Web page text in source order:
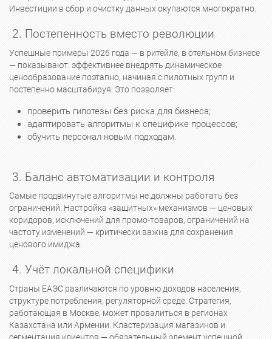
Инвестиции в сбор и очистку данных окупаются многократно.
2. Постепенность вместо революции
Успешные примеры 2026 года — в ритейле, в отельном бизнесе
— показывают: эффективнее внедрять динамическое
ценообразование поэтапно, начиная с пилотных групп и
постепенно масштабируя. Это позволяет:
проверить гипотезы без риска для бизнеса;
адаптировать алгоритмы к специфике процессов;
обучить персонал новым подходам.
3. Баланс автоматизации и контроля
Самые продвинутые алгоритмы не должны работать без
ограничений. Настройка «защитных» механизмов — ценовых
коридоров, исключений для промо-товаров, ограничений на
частоту изменений — критически важна для сохранения
ценового имиджа.
4. Учёт локальной специфики
Страны ЕАЭС различаются по уровню доходов населения,
структуре потребления, регуляторной среде. Стратегия,
работающая в Москве, может провалиться в регионах
Казахстана или Армении. Кластеризация магазинов и